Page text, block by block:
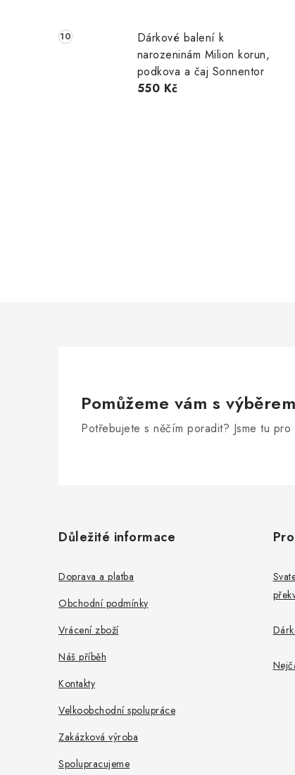
Dárkové balení k
narozeninám Milion korun,
podkova a čaj Sonnentor
550 Kč
Pomůžeme vám s výběrem
Potřebujete s něčím poradit? Jsme tu pro
Důležité informace
Doprava a platba
Obchodní podmínky
Vrácení zboží
Náš příběh
Kontakty
Velkoobchodní spolupráce
Zakázková výroba
Spolupracujeme